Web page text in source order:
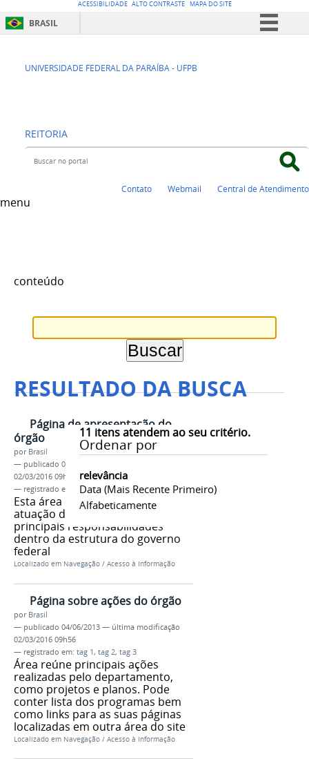
ACESSIBILIDADE ALTO CONTRASTE MAPA DO SITE
BRASIL
Comunica BR
UNIVERSIDADE FEDERAL DA PARAÍBA - UFPB
CENTRO DE
REITORIA
Buscar no portal
Contato Webmail Central de Atendimento
menu
conteúdo
RESULTADO DA BUSCA
11 itens atendem ao seu critério.
Ordenar por
relevância
Data (mais Recente Primeiro)
Alfabeticamente
Página de apresentação do
órgão
por Brasil
— publicado 04/06/2013
02/03/2016 09h56
— registrado em:
tag 1,tag 2 ,tag 3
Esta área deve explicar como é a
atuação do órgão, e quais suas
principais responsabilidades
dentro da estrutura do governo
federal
Localizado em Navegação / Acesso à Informação
Página sobre ações do órgão
por Brasil
— publicado 04/06/2013 — última modificação
02/03/2016 09h56
— registrado em: tag 1, tag 2, tag 3
Área reúne principais ações
realizadas pelo departamento,
como projetos e planos. Pode
conter lista dos programas bem
como links para as suas páginas
localizadas em outra área do site
Localizado em Navegação / Acesso à Informação